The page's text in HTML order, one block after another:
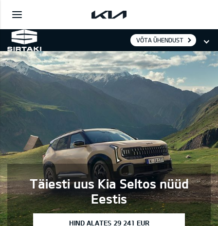
VÕTA ÜHENDUST
Täiesti uus Kia Seltos nüüd
Eestis
HIND ALATES 29 241 EUR